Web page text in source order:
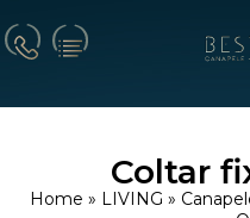
Coltar
Home » LIVING »